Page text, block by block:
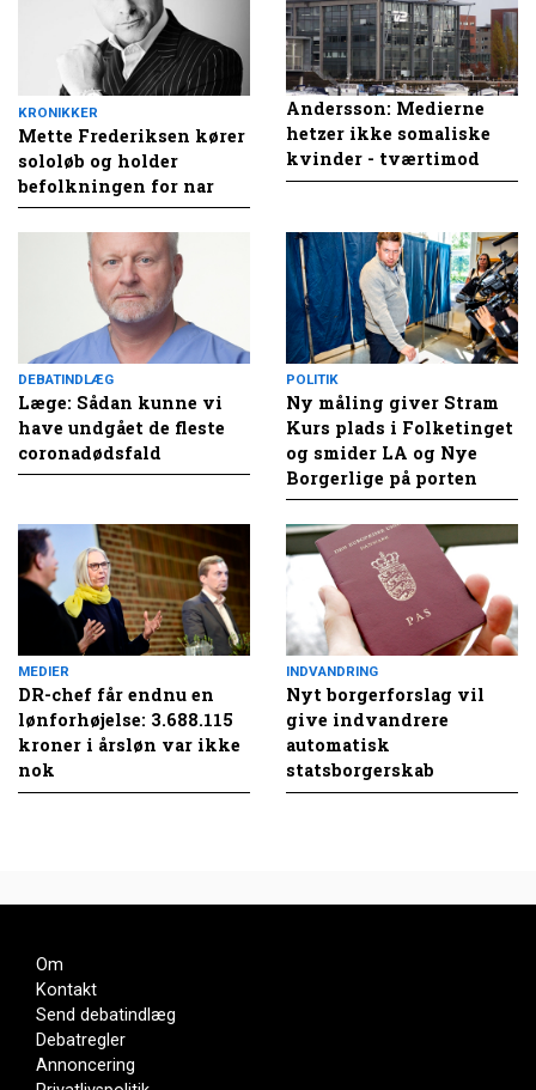
KRONIKKER
Mette Frederiksen kører
sololøb og holder
befolkningen for nar
Andersson: Medierne
hetzer ikke somaliske
kvinder - tværtimod
DEBATINDLÆG
Læge: Sådan kunne vi
have undgået de fleste
coronadødsfald
POLITIK
Ny måling giver Stram
Kurs plads i Folketinget
og smider LA og Nye
Borgerlige på porten
MEDIER
DR-chef får endnu en
lønforhøjelse: 3.688.115
kroner i årsløn var ikke
nok
INDVANDRING
Nyt borgerforslag vil
give indvandrere
automatisk
statsborgerskab
Om
Kontakt
Send debatindlæg
Debatregler
Annoncering